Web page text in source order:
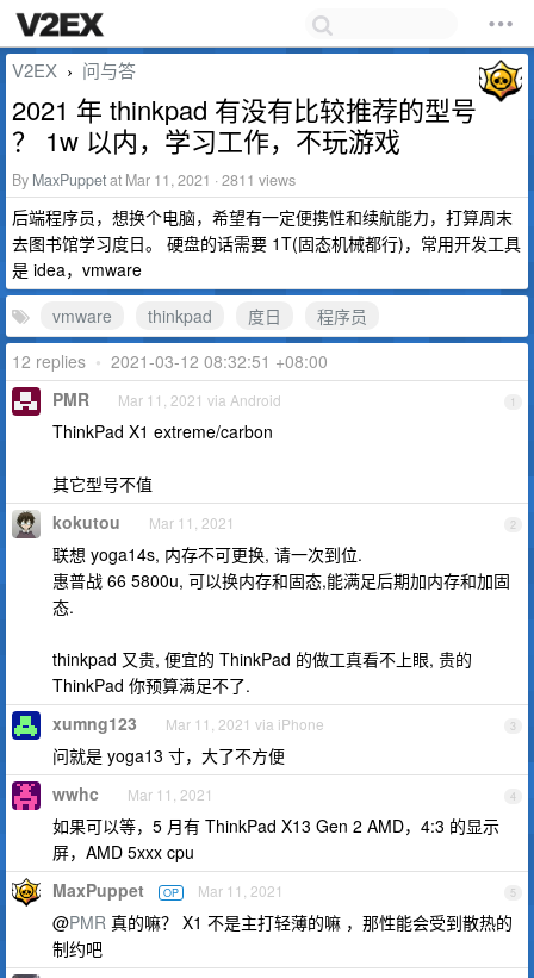
V2EX › 问与答
2021 年 thinkpad 有没有比较推荐的型号
？ 1w 以内，学习工作，不玩游戏
By MaxPuppetat Mar 11, 2021 · 2811 views
后端程序员，想换个电脑，希望有一定便携性和续航能力，打算周末
去图书馆学习度日。 硬盘的话需要 1T(固态机械都行)，常用开发工具
是 idea，vmware
vmware
thinkpad 度日
程序员
12 replies • 2021-03-12 08:32:51 +08:00
1
PMR Mar 11, 2021 via Android
ThinkPad X1 extreme/carbon
其它型号不值
2
kokutou Mar 11, 2021
联想 yoga14s, 内存不可更换, 请一次到位.
惠普战 66 5800u, 可以换内存和固态,能满足后期加内存和加固
态.
thinkpad 又贵, 便宜的 ThinkPad 的做工真看不上眼, 贵的
ThinkPad 你预算满足不了.
3
xumng123 Mar 11, 2021 via iPhone
问就是 yoga13 寸，大了不方便
4
wwhc Mar 11, 2021
如果可以等，5 月有 ThinkPad X13 Gen 2 AMD，4:3 的显示
屏，AMD 5xxx cpu
5
MaxPuppet OP Mar 11, 2021
@PMR 真的嘛？ X1 不是主打轻薄的嘛 ，那性能会受到散热的
制约吧